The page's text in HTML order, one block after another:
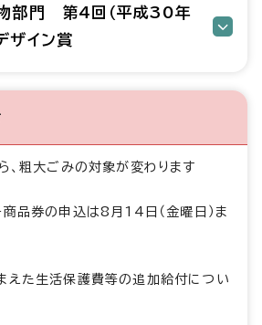
物部門 第4回（平成30年
ザイン賞
粗大ごみの対象が変わります
商品券の申込は8月14日（金曜日）ま
えた生活保護費等の追加給付につい